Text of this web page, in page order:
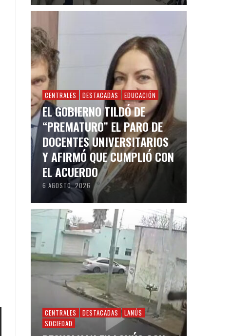
CENTRALES DESTACADAS EDUCACIÓN
EL GOBIERNO TILDÓ DE
“PREMATURO” EL PARO DE
DOCENTES UNIVERSITARIOS
Y AFIRMÓ QUE CUMPLIÓ CON
EL ACUERDO
6 AGOSTO, 2026
CENTRALES DESTACADAS
LANÚS
SOCIEDAD